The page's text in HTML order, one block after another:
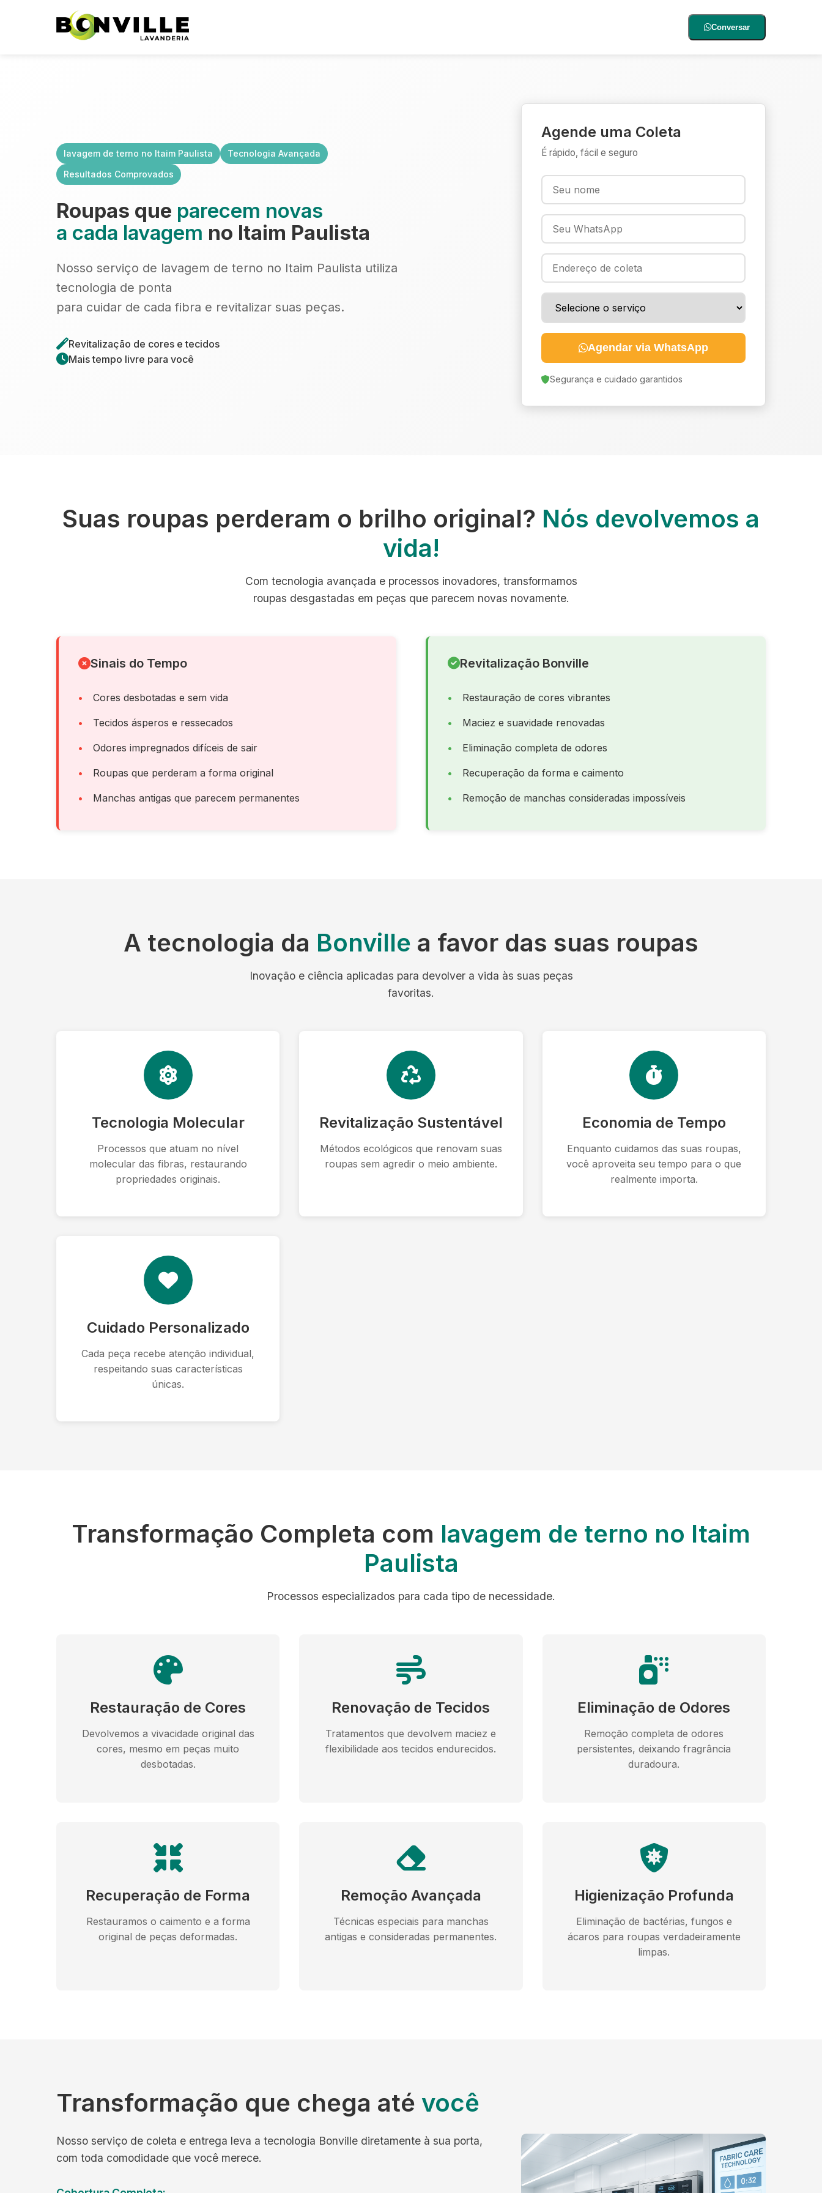
Conversar
lavagem de terno no Itaim Paulista
Tecnologia Avançada
Resultados Comprovados
Roupas que parecem novas
a cada lavagem no Itaim Paulista
Nosso serviço de lavagem de terno no Itaim Paulista utiliza
tecnologia de ponta
para cuidar de cada fibra e revitalizar suas peças.
Revitalização de cores e tecidos
Mais tempo livre para você
Agende uma Coleta
É rápido, fácil e seguro
Agendar via WhatsApp
Segurança e cuidado garantidos
Suas roupas perderam o brilho original? Nós devolvemos a
vida!
Com tecnologia avançada e processos inovadores, transformamos
roupas desgastadas em peças que parecem novas novamente.
Sinais do Tempo
Cores desbotadas e sem vida
Tecidos ásperos e ressecados
Odores impregnados difíceis de sair
Roupas que perderam a forma original
Manchas antigas que parecem permanentes
Revitalização Bonville
Restauração de cores vibrantes
Maciez e suavidade renovadas
Eliminação completa de odores
Recuperação da forma e caimento
Remoção de manchas consideradas impossíveis
A tecnologia da Bonville a favor das suas roupas
Inovação e ciência aplicadas para devolver a vida às suas peças
favoritas.
Tecnologia Molecular
Processos que atuam no nível
molecular das fibras, restaurando
propriedades originais.
Revitalização Sustentável
Métodos ecológicos que renovam suas
roupas sem agredir o meio ambiente.
Economia de Tempo
Enquanto cuidamos das suas roupas,
você aproveita seu tempo para o que
realmente importa.
Cuidado Personalizado
Cada peça recebe atenção individual,
respeitando suas características
únicas.
Transformação Completa com lavagem de terno no Itaim
Paulista
Processos especializados para cada tipo de necessidade.
Restauração de Cores
Devolvemos a vivacidade original das
cores, mesmo em peças muito
desbotadas.
Renovação de Tecidos
Tratamentos que devolvem maciez e
flexibilidade aos tecidos endurecidos.
Eliminação de Odores
Remoção completa de odores
persistentes, deixando fragrância
duradoura.
Recuperação de Forma
Restauramos o caimento e a forma
original de peças deformadas.
Remoção Avançada
Técnicas especiais para manchas
antigas e consideradas permanentes.
Higienização Profunda
Eliminação de bactérias, fungos e
ácaros para roupas verdadeiramente
limpas.
Transformação que chega até você
Nosso serviço de coleta e entrega leva a tecnologia Bonville diretamente à sua porta,
com toda comodidade que você merece.